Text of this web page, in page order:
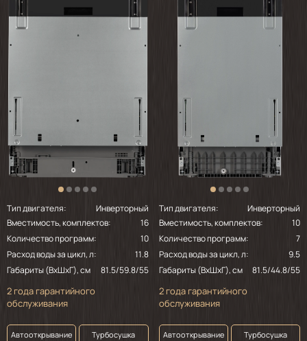
Тип двигателя:
Инверторный
Вместимость, комплектов:
16
Количество программ:
10
Расход воды за цикл, л:
11.8
Габариты (ВхШхГ), см
81.5/59.8/55
2 года гарантийного
обслуживания
Автооткрывание
Турбосушка
Тип двигателя:
Инверторный
Вместимость, комплектов:
10
Количество программ:
7
Расход воды за цикл, л:
9.5
Габариты (ВхШхГ), см
81.5/44.8/55
2 года гарантийного
обслуживания
Автооткрывание
Турбосушка